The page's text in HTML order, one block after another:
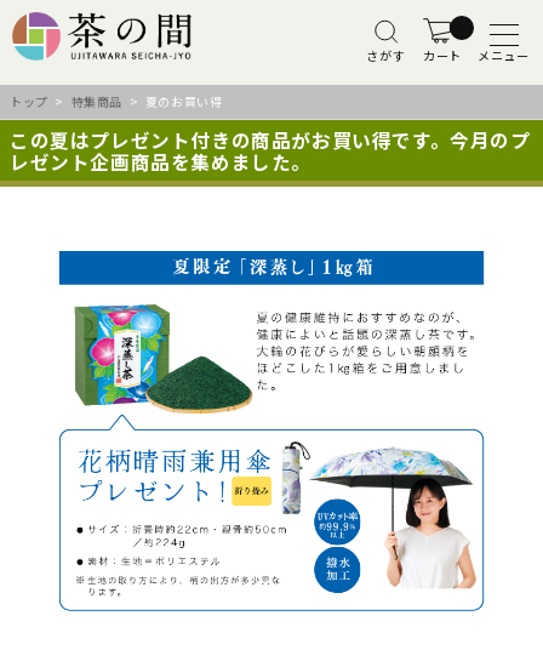
さがす カート メニュー
トップ > 特集商品 > 夏のお買い得
この夏はプレゼント付きの商品がお買い得です。今月のプ
レゼント企画商品を集めました。